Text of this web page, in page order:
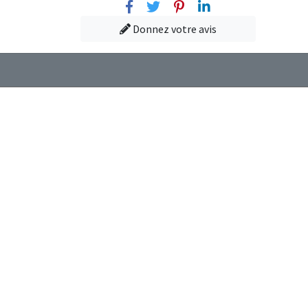
FacebookTwitterPinterest
Linkedin
Donnez votre avis